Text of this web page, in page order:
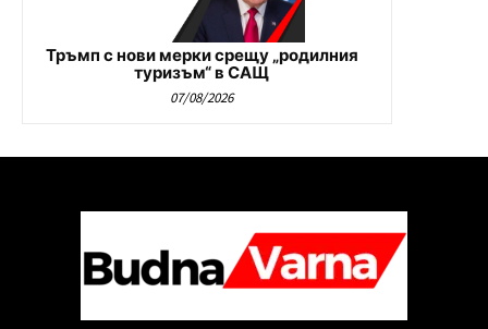
Тръмп с нови мерки срещу „родилния
туризъм“ в САЩ
07/08/2026